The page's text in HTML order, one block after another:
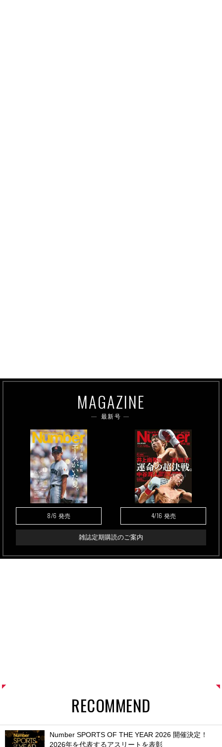
MAGAZINE
最新号
8/6 発売 4/16 発売
雑誌定期購読のご案内
RECOMMEND
Number SPORTS OF THE YEAR 2026 開催決定！
2026年を代表するアスリートを表彰